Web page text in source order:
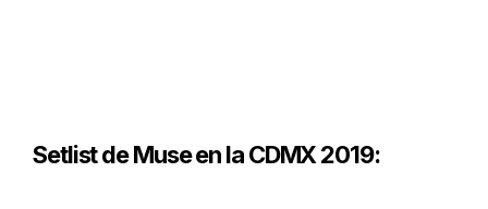
Setlist de Muse en la CDMX 2019: